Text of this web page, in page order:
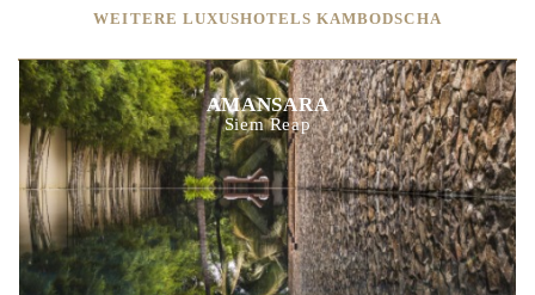
WEITERE LUXUSHOTELS KAMBODSCHA
AMANSARA
Siem Reap